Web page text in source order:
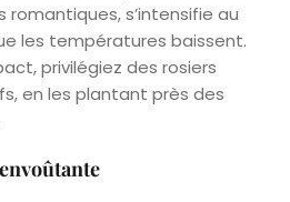
romantiques, s’intensifie au
les températures baissent.
privilégiez des rosiers
en les plantant près des